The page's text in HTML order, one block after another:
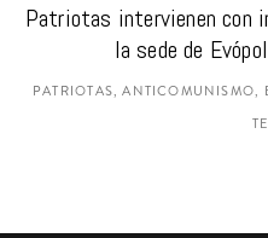
Patriotas intervienen con
la sede de
PATRIOTAS, ANTICOMUNISMO,